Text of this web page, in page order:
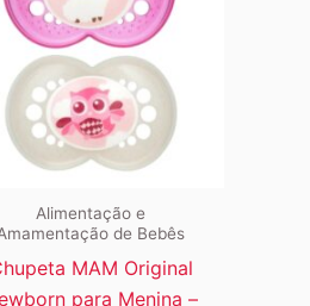
Alimentação e
de Bebês
MAM Original
para Menina –